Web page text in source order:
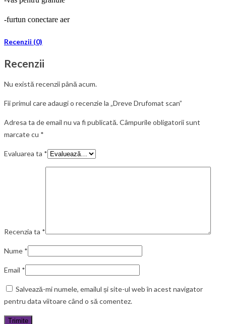
-furtun conectare aer
Recenzii (0)
Recenzii
Nu există recenzii până acum.
Fii primul care adaugi o recenzie la „Dreve Drufomat scan”
Adresa ta de email nu va fi publicată.Câmpurile obligatorii sunt
marcate cu *
Evaluarea ta *
Recenzia ta *
Nume *
Email *
Salvează-mi numele, emailul și site-ul web în acest navigator
pentru data viitoare când o să comentez.